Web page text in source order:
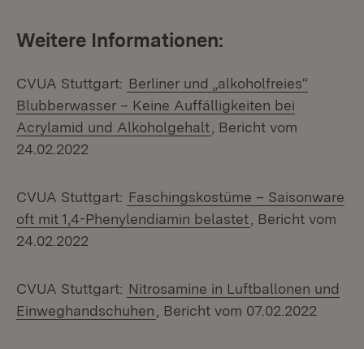
Weitere Informationen:
CVUA Stuttgart: Berliner und „alkoholfreies“
Blubberwasser – Keine Auffälligkeiten bei
Acrylamid und Alkoholgehalt , Bericht vom
24.02.2022
CVUA Stuttgart: Faschingskostüme – Saisonware
oft mit 1,4-Phenylendiamin belastet , Bericht vom
24.02.2022
CVUA Stuttgart: Nitrosamine in Luftballonen und
Einweghandschuhen
, Bericht vom 07.02.2022